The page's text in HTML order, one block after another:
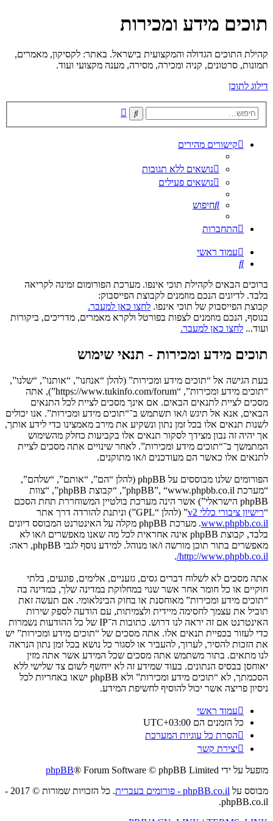
תוכים מידע ומכירות
קהילת התוכים הגדולה והמקצועית בישראל. באתר: לקסיקון, מאמרים,
תמונות, סרטונים, קניה ומכירה, מסירה, מענה מקצועי ועוד.
דילוג לתוכן
חיפוש
קישורים מהירים
נושאים ללא תגובות
נושאים פעילים
חיפוש
התחברות
עמוד ראשי
חיפוש
ברוכים הבאים לקהילת תוכי אינפו. מערכת הפורומום זמינה לקריאה
בלבד. לדיונים הנכם מוזמנים לקבוצת הפייסבוק:
קבוצת הפייסבוק של תוכי אינפו. לחצו כאן למעבר.
בנוסף, הנכם מוזמנים לצפות בפורטל ולקרא מאמרים, מדריכים, ביקורות
ועוד... לחצו כאן למעבר.
תוכים מידע ומכירות - תנאי שימוש
בעת הגישה אל “תוכים מידע ומכירות” (להלן “אנחנו”, “אותנו”, “שלנו”,
“תוכים מידע ומכירות”, “https://www.tukinfo.com/forum”), אתה
מסכים לציית לתנאים הבאים. אם אינך מסכים לציית לכל התנאים
הבאים, אנא אל תיגש ו/או תשתמש ב־“תוכים מידע ומכירות”. אנו יכולים
לשנות תנאים אלו בכל זמן נתון ונשקיע את מירב מאמצינו כדי לידע אותך,
אך יהיה זה נבון מצידך לסקור תנאים אלו בקביעות כחלק מהשימוש
המתמשך ב־“תוכים מידע ומכירות”. לאחר שינויים אתה מסכים לציית
לתנאים אלו כאשר הם מעודכנים ו/או מתוקנים.
הפורומים שלנו מבוססים על phpBB (להלן “הם”, “אותם”, “שלהם”,
“מערכת phpBB”, “www.phpbb.co.il”, “קבוצת phpBB”, “צוות
phpBB הישראלי”) אשר הינה מערכת בולטיין המשוחררת תחת הסכם
“רישיון ציבורי כללי v2
” (להלן “GPL”) וניתנת להורדה דרך אתר
www.phpbb.co.il
. מערכת phpBB מקלה על האינטרנט המבוסס דיונים
בלבד, קבוצת phpBB אינה אחראית לכל מה שאנו מאפשרים ו/או לא
מאפשרים בתור תוכן מורשה ו/או מנוהל. למידע נוסף לגבי phpBB, ראה:
http://www.phpbb.co.il/
.
אתה מסכים לא לשלוח דברים גסים, גזעניים, אלימים, פוגעים, בלתי
חוקיים או כל חומר אחר אשר שנוי במחלוקת במדינה שלך, במדינה בה
“תוכים מידע ומכירות” מאוחסנת או בחוק הבינלאומי. אם תעשה זאת
תוביל את עצמך לחסימה מיידית ולצמיתות, עם הודעה לספק שירות
האינטרנט אם זה יראה לנו דרוש. כתובות ה־IP של כל ההודעות נשמרות
כדי לעזור בכפיית תנאים אלו. אתה מסכים של “תוכים מידע ומכירות” יש
את הזכות להסיר, לערוך, להעביר או לסגור כל נושא בכל זמן נתון הנראה
לנו מתאים. בתור משתמש אתה מסכים שכל המידע אשר אתה מזין
יאוחסן בבסיס הנתונים. בעוד שמידע זה לא ייחשף לשום צד שלישי ללא
הסכמתך, לא “תוכים מידע ומכירות” ולא phpBB ישאו באחריות לכל
ניסיון פריצה אשר יכול להוסיף לחשיפת המידע.
עמוד ראשי
כל הזמנים הם UTC+03:00
הסרת כל עוגיות המערכת
יצירת קשר
מופעל על ידי phpBB® Forum Software © phpBB Limited
מבוסס על phpBB.co.il - פורומים בעברית
. כל הזכויות שמורות © 2017 -
phpBB.co.il.